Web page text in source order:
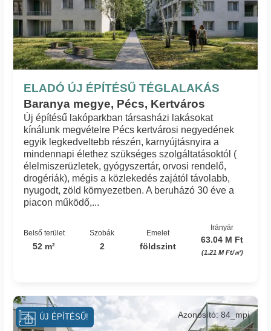
ELADÓ ÚJ ÉPÍTÉSŰ TÉGLALAKÁS
Baranya megye, Pécs, Kertváros
Új építésű lakóparkban társasházi lakásokat
kínálunk megvételre Pécs kertvárosi negyedének
egyik legkedveltebb részén, karnyújtásnyira a
mindennapi élethez szükséges szolgáltatásoktól (
élelmiszerüzletek, gyógyszertár, orvosi rendelő,
drogériák), mégis a közlekedés zajától távolabb,
nyugodt, zöld környezetben. A beruházó 30 éve a
piacon működő,...
Belső terület
52 m²
Szobák
2
Emelet
földszint
Irányár
63.04 M Ft
(1.21 M Ft/㎡)
Azonosító: 84_mpi
ÚJ ÉPÍTÉSŰ!